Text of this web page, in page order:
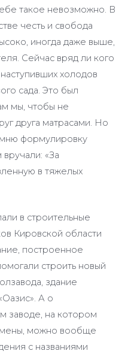
такое невозможно. В
честь и свобода
иногда даже выше,
Сейчас вряд ли кого
холодов
сада. Это был
мы, чтобы не
друга матрасами. Но
формулировку
«За
в тяжелых
в строительные
Кировской области
построенное
строить новый
здание
А о
заводе, на котором
можно вообще
с названиями